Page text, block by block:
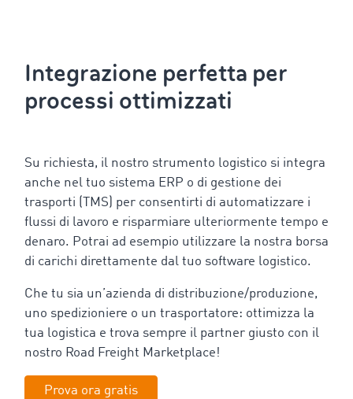
Integrazione perfetta per
processi ottimizzati
Su richiesta, il nostro strumento logistico si integra
anche nel tuo sistema ERP o di gestione dei
trasporti (TMS) per consentirti di automatizzare i
flussi di lavoro e risparmiare ulteriormente tempo e
denaro. Potrai ad esempio utilizzare la nostra borsa
di carichi direttamente dal tuo software logistico.
Che tu sia un’azienda di distribuzione/produzione,
uno spedizioniere o un trasportatore: ottimizza la
tua logistica e trova sempre il partner giusto con il
nostro Road Freight Marketplace!
Prova ora gratis